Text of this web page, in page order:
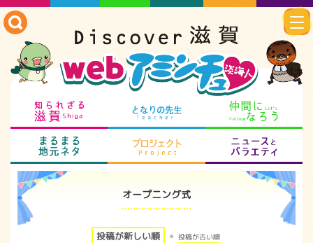
知られざる滋賀 となりの先生
まるまる地元ネタ プロジェクト
オープニング式
投稿が新しい順 投稿が古い順